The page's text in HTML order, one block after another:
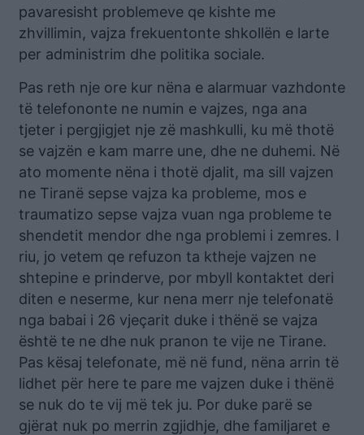
pavaresisht problemeve qe kishte me
zhvillimin, vajza frekuentonte shkollën e larte
per administrim dhe politika sociale.
Pas reth nje ore kur nëna e alarmuar vazhdonte
të telefononte ne numin e vajzes, nga ana
tjeter i pergjigjet nje zë mashkulli, ku më thotë
se vajzën e kam marre une, dhe ne duhemi. Në
ato momente nëna i thotë djalit, ma sill vajzen
ne Tiranë sepse vajza ka probleme, mos e
traumatizo sepse vajza vuan nga probleme te
shendetit mendor dhe nga problemi i zemres. I
riu, jo vetem qe refuzon ta ktheje vajzen ne
shtepine e prinderve, por mbyll kontaktet deri
diten e neserme, kur nena merr nje telefonatë
nga babai i 26 vjeçarit duke i thënë se vajza
është te ne dhe nuk pranon te vije ne Tirane.
Pas kësaj telefonate, më në fund, nëna arrin të
lidhet për here te pare me vajzen duke i thënë
se nuk do te vij më tek ju. Por duke parë se
gjërat nuk po merrin zgjidhje, dhe familjaret e